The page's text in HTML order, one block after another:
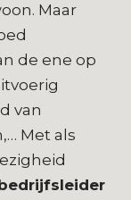
Maar
de ene op
van
Met als